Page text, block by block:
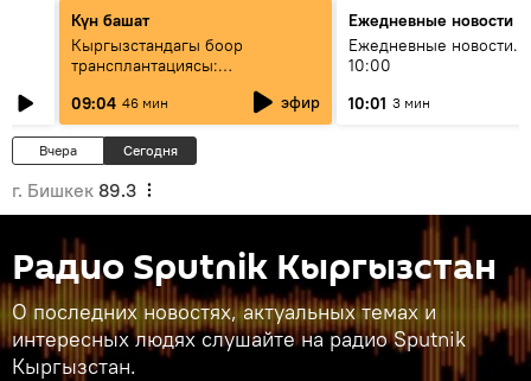
Күн башат
Кыргызстандагы боор
трансплантациясы:
жетишкендиктер жана өнүгүү
келечеги
09:04 46 мин эфир
Ежедневные новости
Ежедневные новости.
10:00
10:01 3 мин
Вчера Сегодня
г. Бишкек 89.3
Радио Sputnik Кыргызстан
О последних новостях, актуальных темах и
интересных людях слушайте на радио Sputnik
Кыргызстан.